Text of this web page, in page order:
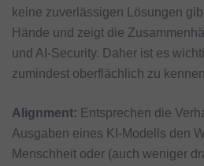
keine zuverlässigen Lösungen
Hände und zeigt die
und AI-Security. Daher ist es
zumindest oberflächlich zu
Alignment: Entsprechen die
Ausgaben eines KI-Modells den
Menschheit oder (auch weniger